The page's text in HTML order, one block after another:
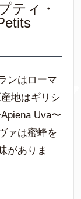
ティ・
ンはローマ
地はギリシ
Uva〜
ァは蜜蜂を
がありま